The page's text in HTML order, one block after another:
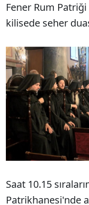
Fener Rum
kilisede seher
Saat 10.15
Patrikhanesi'nde